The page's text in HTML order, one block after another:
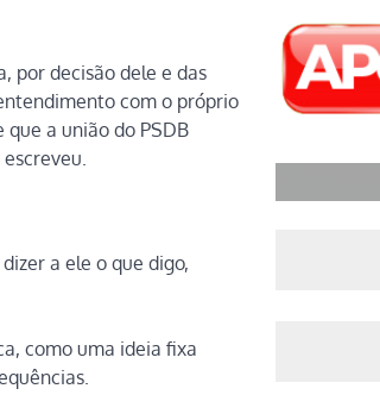
por decisão dele e das
com o próprio
a união do PSDB
a ele o que digo,
como uma ideia fixa